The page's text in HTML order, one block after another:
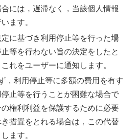
には，遅滞なく，当該個人情報
ます。
に基づき利用停止等を行った場
等を行わない旨の決定をしたと
れをユーザーに通知します。
，利用停止等に多額の費用を有す
止等を行うことが困難な場合で
権利利益を保護するために必要
措置をとれる場合は，この代替
ます。